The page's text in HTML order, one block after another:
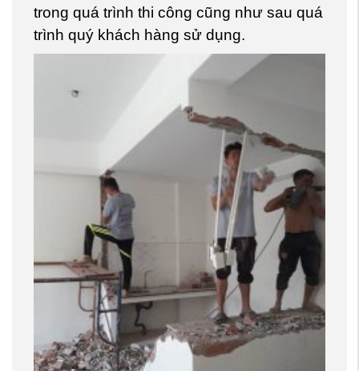
trong quá trình thi công cũng như sau quá
trình quý khách hàng sử dụng.